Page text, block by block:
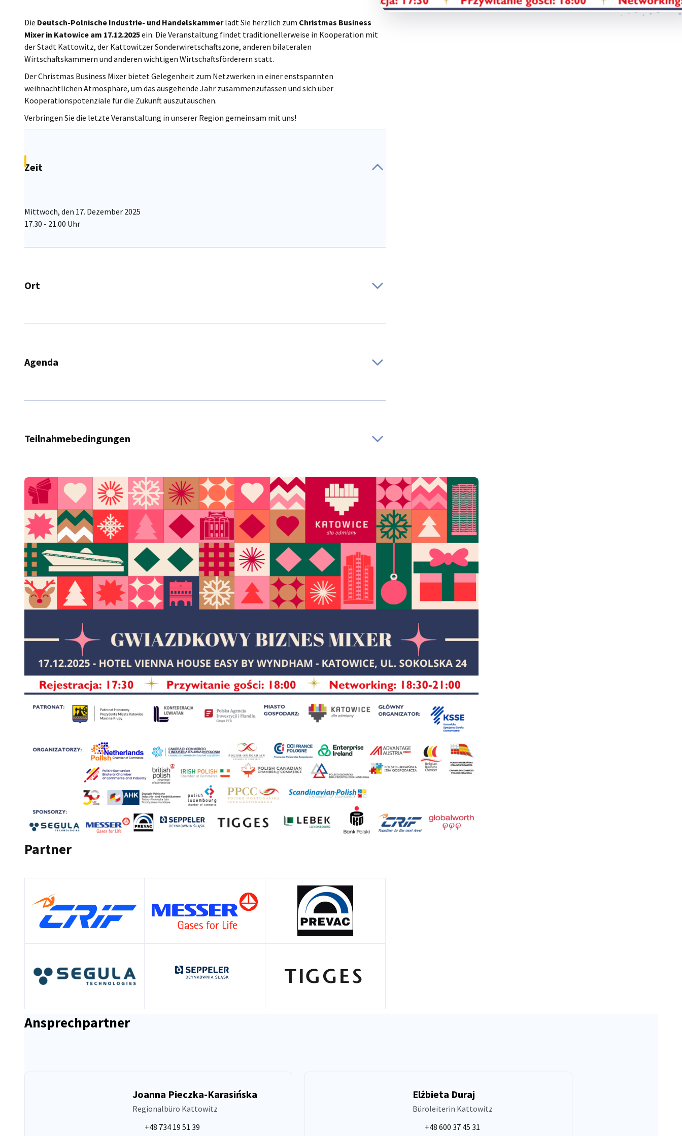
Poland
Die Deutsch-Polnische Industrie- und Handelskammerlädt Sie herzlich zum Christmas Business
Mixer in Katowice am 17.12.2025ein. Die Veranstaltung findet traditionellerweise in Kooperation mit
der Stadt Kattowitz, der Kattowitzer Sonderwiretschaftszone, anderen bilateralen
Wirtschaftskammern und anderen wichtigen Wirtschaftsförderern statt.
Der Christmas Business Mixer bietet Gelegenheit zum Netzwerken in einer enstspannten
weihnachtlichen Atmosphäre, um das ausgehende Jahr zusammenzufassen und sich über
Kooperationspotenziale für die Zukunft auszutauschen.
Verbringen Sie die letzte Veranstaltung in unserer Region gemeinsam mit uns!
Zeit
Mittwoch, den 17. Dezember 2025
17.30 - 21.00 Uhr
Ort
Agenda
Teilnahmebedingungen
Die Anmeldung für diese Veranstaltung ist geschlossen!
Die kostenfreie Teilnahme an der Veranstaltung ist für 2 Personen aus einem Mitgliedunternehmen der
AHK Polen möglich.
Die Teilnahmekosten für weitere Personen aus einem Mitglied-Unternehmen sowie für Nicht-Mitglieder
betragen 165 PLN netto (+23% MwSt.) pro Person.
Bei einer Stornierung der Teilnahme nach dem 12.12.2025 oder bei Nichterscheinen behalten wir uns das
Recht vor, dem Teilnehmer Organisationskosten in Höhe von 165 PLN + 23 % MwSt. pro Person in
Rechnung zu stellen.
Partner
Ansprechpartner
Joanna Pieczka-Karasińska
Regionalbüro Kattowitz
+48 734 19 51 39
Elżbieta Duraj
Büroleiterin Kattowitz
+48 600 37 45 31